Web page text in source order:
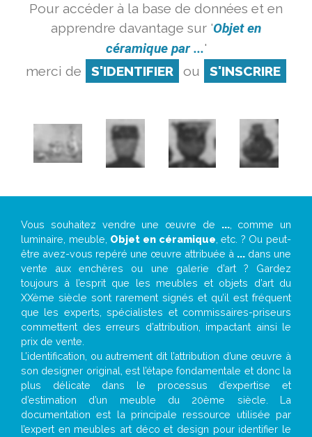
Pour accéder à la base de données et en
apprendre davantage sur 'Objet en
céramique par ...'
merci de
S'IDENTIFIER ou S'INSCRIRE
Vous souhaitez vendre une œuvre de ..., comme un
luminaire, meuble, Objet en céramique , etc. ? Ou peut-
être avez-vous repéré une œuvre attribuée à ... dans une
vente aux enchères ou une galerie d’art ? Gardez
toujours à l’esprit que les meubles et objets d’art du
XXème siècle sont rarement signés et qu’il est fréquent
que les experts, spécialistes et commissaires-priseurs
commettent des erreurs d’attribution, impactant ainsi le
prix de vente.
L’identification, ou autrement dit l’attribution d’une œuvre à
son designer original, est l’étape fondamentale et donc la
plus délicate dans le processus d’expertise et
d’estimation d’un meuble du 20ème siècle. La
documentation est la principale ressource utilisée par
l’expert en meubles art déco et design pour identifier le